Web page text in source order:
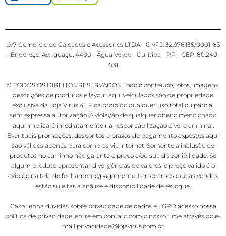
LV7 Comercio de Calçados e Acessórios LTDA - CNPJ: 32.976.135/0001-83
- Endereço: Av. Iguaçu, 4400 - Água Verde - Curitiba - PR - CEP: 80.240-
031
© TODOS OS DIREITOS RESERVADOS. Todo o conteúdo, fotos, imagens,
descrições de produtos e layout aqui veiculados são de propriedade
exclusiva da Loja Virus 41. Fica proibido qualquer uso total ou parcial
sem expressa autorização. A violação de qualquer direito mencionado
aqui implicará imediatamente na responsabilização cível e criminal.
Eventuais promoções, descontos e prazos de pagamento expostos aqui
são válidos apenas para compras via internet. Somente a inclusão de
produtos no carrinho não garante o preço e/ou sua disponibilidade. Se
algum produto apresentar divergências de valores, o preço válido é o
exibido na tela de fechamento/pagamento. Lembramos que as vendas
estão sujeitas a análise e disponibilidade de estoque.
Caso tenha dúvidas sobre privacidade de dados e LGPD acesso nossa
política de privacidade , entre em contato com o nosso time através do e-
mail privacidade@lojavirus.com.br